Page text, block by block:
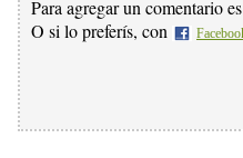
Para agregar un comentario
O si lo preferís, con